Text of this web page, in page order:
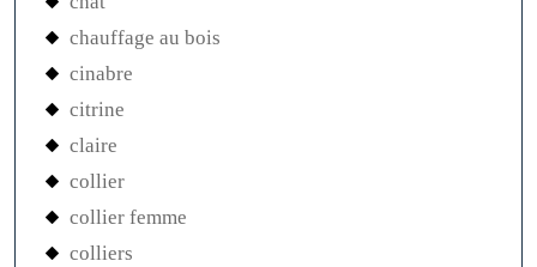
chauffage au bois
cinabre
citrine
claire
collier
collier femme
colliers